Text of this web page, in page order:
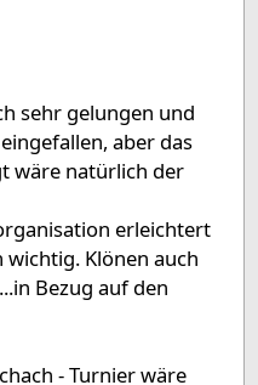
sehr gelungen und
aber das
wäre natürlich der
erleichtert
Klönen auch
Bezug auf den
- Turnier wäre